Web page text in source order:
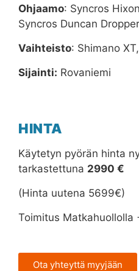
Ohjaamo: Syncros
Syncros Duncan
Vaihteisto: Shimano
Sijainti: Rovaniemi
HINTA
Käytetyn pyörän hinta
tarkastettuna 2990 €
(Hinta uutena 5699€)
Toimitus Matkahuollolla
Ota yhteyttä myyjään